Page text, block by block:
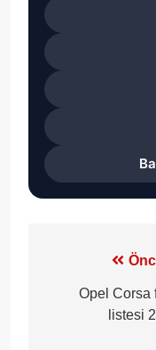
gezinmesi
Opel Corsa
listesi